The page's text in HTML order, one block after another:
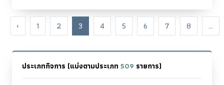
‹ 1 2 3 4 5 6 7 8 ...
ประเภทกิจการ (แบ่งตามประเภท 509 รายการ)